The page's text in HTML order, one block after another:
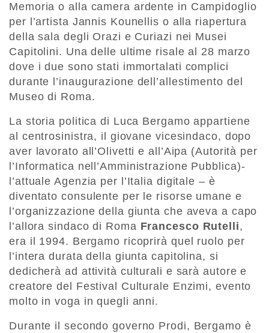
Memoria o alla camera ardente in Campidoglio
per l’artista Jannis Kounellis o alla riapertura
della sala degli Orazi e Curiazi nei Musei
Capitolini. Una delle ultime risale al 28 marzo
dove i due sono stati immortalati complici
durante l’inaugurazione dell’allestimento del
Museo di Roma.
La storia politica di Luca Bergamo appartiene
al centrosinistra, il giovane vicesindaco, dopo
aver lavorato all’Olivetti e all’Aipa (Autorità per
l’Informatica nell’Amministrazione Pubblica)-
l’attuale Agenzia per l’Italia digitale – è
diventato consulente per le risorse umane e
l’organizzazione della giunta che aveva a capo
l’allora sindaco di Roma Francesco Rutelli,
era il 1994. Bergamo ricoprirà quel ruolo per
l’intera durata della giunta capitolina, si
dedicherà ad attività culturali e sarà autore e
creatore del Festival Culturale Enzimi, evento
molto in voga in quegli anni.
Durante il secondo governo Prodi, Bergamo è